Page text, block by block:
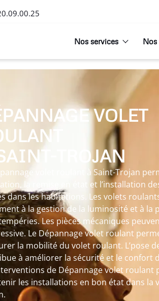
Nos services Nos
VOLET
TROJAN
volet roulant à Saint-Trojan
la remise en état et l’installation
dans les habitations. Les volets
à la gestion de la luminosité et à
Les pièces mécaniques
Le Dépannage volet roulant
la mobilité du volet roulant. L’pose
à améliorer la sécurité et le confort
de Dépannage volet roulant
les installations en bon état dans la